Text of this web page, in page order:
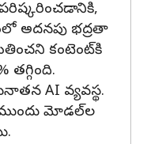
అదనపు భద్రతా
కంటెంట్‌కి
తగ్గింది.
AI వ్యవస్థ.
మోడల్‌ల